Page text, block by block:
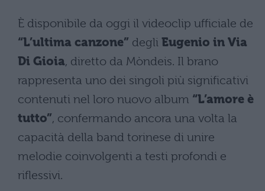
È disponibile da oggi il videoclip ufficiale de
“L’ultima canzone” degli Eugenio in Via
Di Gioia, diretto da Mòndeis. Il brano
rappresenta uno dei singoli più significativi
contenuti nel loro nuovo album “L’amore è
tutto”, confermando ancora una volta la
capacità della band torinese di unire
melodie coinvolgenti a testi profondi e
riflessivi.